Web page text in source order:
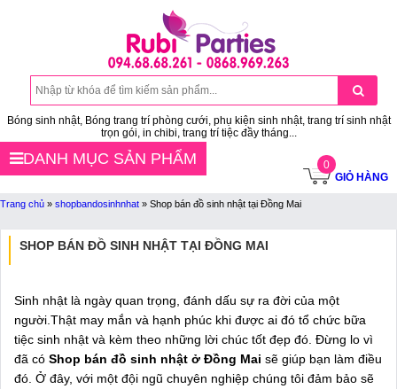
Bóng sinh nhật, Bóng trang trí phòng cưới, phụ kiện sinh nhật, trang trí sinh nhật
trọn gói, in chibi, trang trí tiệc đầy tháng...
0
GIỎ HÀNG
DANH MỤC SẢN PHẨM
Trang chủ » shopbandosinhnhat » Shop bán đồ sinh nhật tại Đồng Mai
SHOP BÁN ĐỒ SINH NHẬT TẠI ĐỒNG MAI
Sinh nhật là ngày quan trọng, đánh dấu sự ra đời của một
người.Thật may mắn và hạnh phúc khi được ai đó tổ chức bữa
tiệc sinh nhật và kèm theo những lời chúc tốt đẹp đó. Đừng lo vì
đã có Shop bán đồ sinh nhật ở Đồng Mai sẽ giúp bạn làm điều
đó. Ở đây, với một đội ngũ chuyên nghiệp chúng tôi đảm bảo sẽ